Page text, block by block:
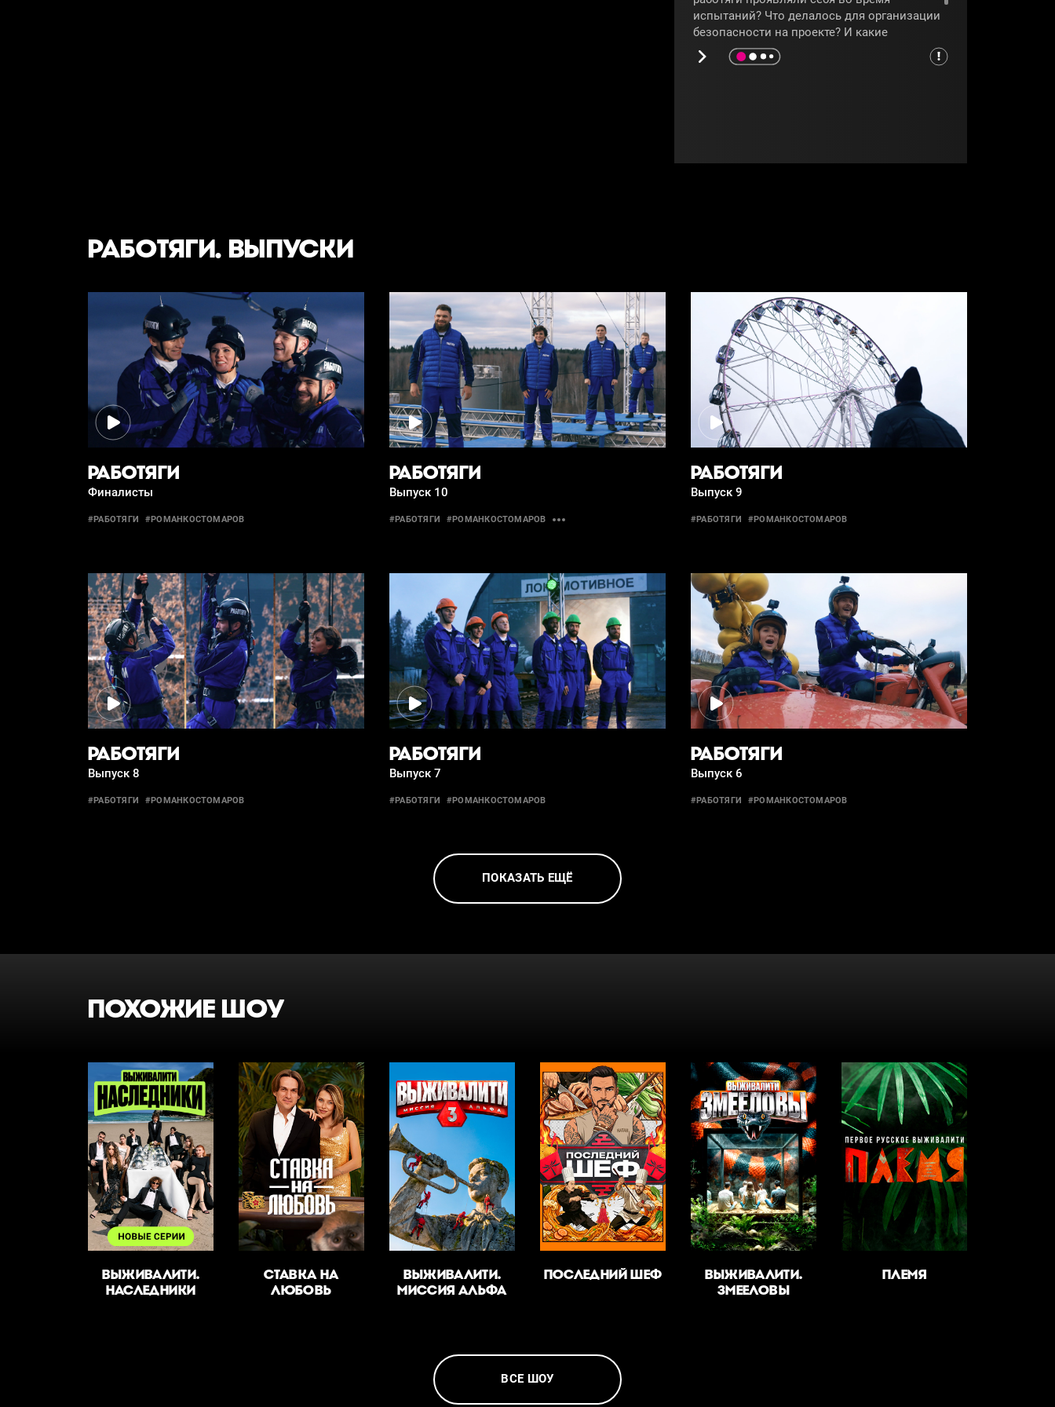
испытаний? Что делалось для организации
безопасности на проекте? И какие
впечатления остались у участников после
завершения их непростого конкурсного
РАБОТЯГИ. ВЫПУСКИ
РАБОТЯГИ
Финалисты
#РАБОТЯГИ #РОМАНКОСТОМАРОВ
РАБОТЯГИ
Выпуск 10
#РАБОТЯГИ #РОМАНКОСТОМАРОВ
РАБОТЯГИ
Выпуск 9
#РАБОТЯГИ #РОМАНКОСТОМАРОВ
РАБОТЯГИ
Выпуск 8
#РАБОТЯГИ #РОМАНКОСТОМАРОВ
РАБОТЯГИ
Выпуск 7
#РАБОТЯГИ #РОМАНКОСТОМАРОВ
РАБОТЯГИ
Выпуск 6
#РАБОТЯГИ #РОМАНКОСТОМАРОВ
ПОКАЗАТЬ ЕЩЁ
ПОХОЖИЕ ШОУ
ВЫЖИВАЛИТИ.
НАСЛЕДНИКИ
СТАВКА НА
ЛЮБОВЬ
ВЫЖИВАЛИТИ.
МИССИЯ АЛЬФА
ПОСЛЕДНИЙ ШЕФ
ВЫЖИВАЛИТИ.
ЗМЕЕЛОВЫ
ПЛЕМЯ
ВСЕ ШОУ